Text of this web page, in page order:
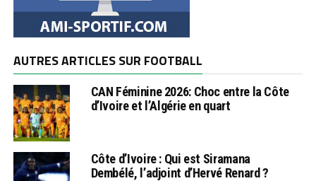
AUTRES ARTICLES SUR FOOTBALL
CAN Féminine 2026: Choc entre la Côte
d’Ivoire et l’Algérie en quart
Côte d’Ivoire : Qui est Siramana
Dembélé, l’adjoint d’Hervé Renard ?